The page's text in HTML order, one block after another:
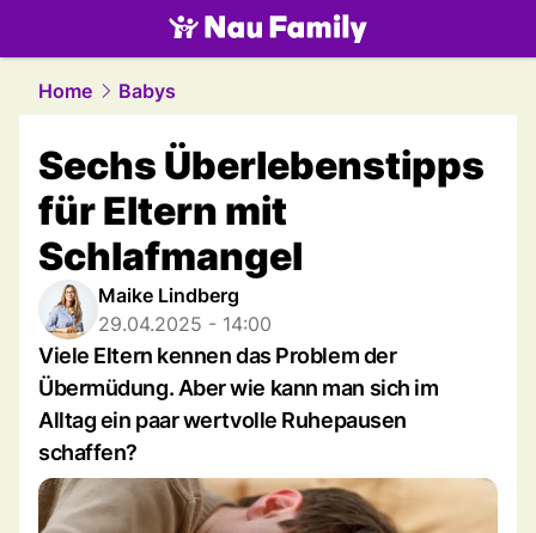
family.NAU.ch
Home Babys
Sechs Überlebenstipps
für Eltern mit
Schlafmangel
Maike Lindberg
29.04.2025 - 14:00
Viele Eltern kennen das Problem der
Übermüdung. Aber wie kann man sich im
Alltag ein paar wertvolle Ruhepausen
schaffen?